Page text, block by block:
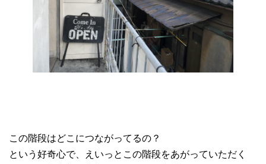
この階段はどこにつながってるの？
という好奇心で、えいっとこの階段をあがっていただく